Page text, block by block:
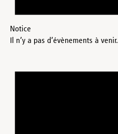
Notice
Il n’y a pas d’évènements à venir.